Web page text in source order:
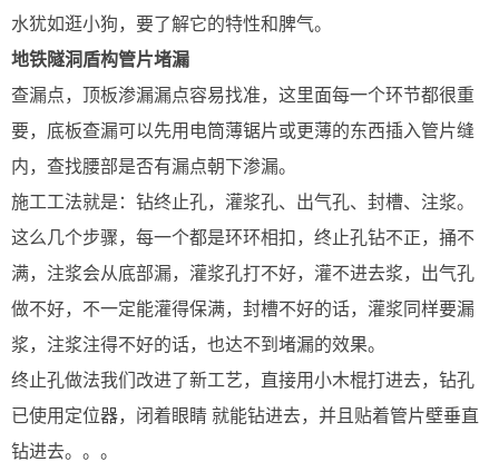
水犹如逛小狗，要了解它的特性和脾气。
地铁隧洞盾构管片堵漏
查漏点，顶板渗漏漏点容易找准，这里面每一个环节都很重
要，底板查漏可以先用电筒薄锯片或更薄的东西插入管片缝
内，查找腰部是否有漏点朝下渗漏。
施工工法就是：钻终止孔，灌浆孔、出气孔、封槽、注浆。
这么几个步骤，每一个都是环环相扣，终止孔钻不正，捅不
满，注浆会从底部漏，灌浆孔打不好，灌不进去浆，出气孔
做不好，不一定能灌得保满，封槽不好的话，灌浆同样要漏
浆，注浆注得不好的话，也达不到堵漏的效果。
终止孔做法我们改进了新工艺，直接用小木棍打进去，钻孔
已使用定位器，闭着眼睛 就能钻进去，并且贴着管片壁垂直
钻进去。。。